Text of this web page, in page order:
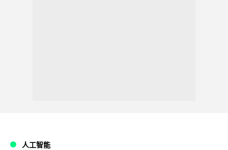
人工智能